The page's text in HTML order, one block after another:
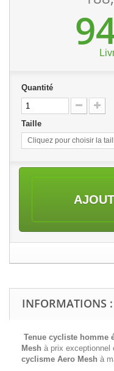
Quantité
Taille
Cliquez pour choisir la
INFORMATIONS :
Tenue cycliste homme
Mesh à prix exceptionnel
cyclisme Aero Mesh à